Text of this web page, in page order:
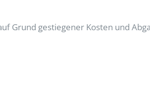
Grund gestiegener Kosten und